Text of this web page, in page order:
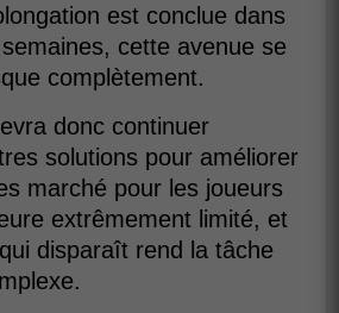
est conclue dans
cette avenue se
complètement.
donc continuer
solutions pour améliorer
marché pour les joueurs
extrêmement limité, et
disparaît rend la tâche